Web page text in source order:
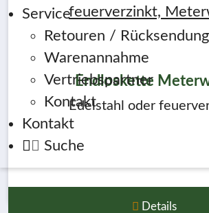
Service
Retouren /
Warenannahme
Vertriebspartner
Kontakt
Kontakt
Suche
Endloskette
Edelstahl oder
Details